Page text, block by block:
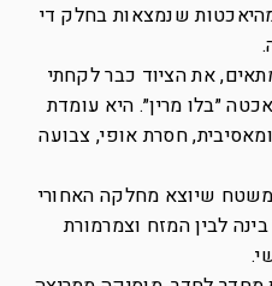
שנמצאות בחלק די
את הציוד כבר לקחתי
״בלו מרין״. היא עומדת
חסרת אופי, צבועה
שיוצא מחלקה האחורי
לבין המזח וצמרמורת